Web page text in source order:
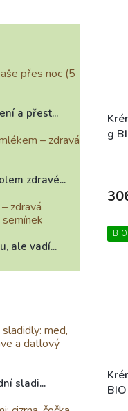
přes noc (5
a přest...
– zdravá
zdravé...
zdravá
ale vadí...
med,
a datlový
sladi...
g
BIO